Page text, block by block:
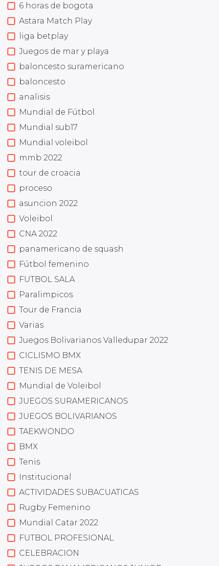
6 horas de bogota
Astara Match Play
liga betplay
Juegos de mar y playa
baloncesto suramericano
baloncesto
analisis
Mundial de Fútbol
Mundial sub17
Mundial voleibol
mmb 2022
tour de croacia
proceso
asuncion 2022
Voleibol
CNA 2022
panamericano de squash
Fútbol femenino
FUTBOL SALA
Paralimpicos
Tour de Francia
Varias
Juegos Bolivarianos Valledupar 2022
CICLISMO BMX
TENIS DE MESA
Mundial de Voleibol
JUEGOS SURAMERICANOS
JUEGOS BOLIVARIANOS
TAEKWONDO
BMX
Tenis
Institucional
ACTIVIDADES SUBACUATICAS
Rugby Femenino
Mundial Catar 2022
FUTBOL PROFESIONAL
CELEBRACION